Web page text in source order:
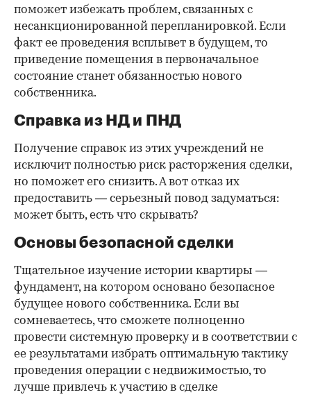
поможет избежать проблем, связанных с
несанкционированной перепланировкой. Если
факт ее проведения всплывет в будущем, то
приведение помещения в первоначальное
состояние станет обязанностью нового
собственника.
Справка из НД и ПНД
Получение справок из этих учреждений не
исключит полностью риск расторжения сделки,
но поможет его снизить. А вот отказ их
предоставить — серьезный повод задуматься:
может быть, есть что скрывать?
Основы безопасной сделки
Тщательное изучение истории квартиры —
фундамент, на котором основано безопасное
будущее нового собственника. Если вы
сомневаетесь, что сможете полноценно
провести системную проверку и в соответствии с
ее результатами избрать оптимальную тактику
проведения операции с недвижимостью, то
лучше привлечь к участию в сделке